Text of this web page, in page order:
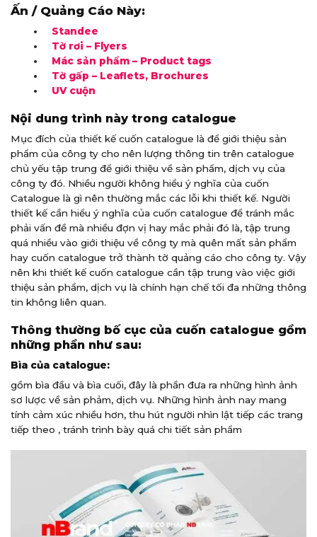
Ấn / Quảng Cáo Này:
Standee
Tờ rơi – Flyers
Mác sản phẩm – Product tags
Tờ gấp – Leaflets, Brochures
UV cuộn
Nội dung trình này trong catalogue
Mục đích của thiết kế cuốn catalogue là để giới thiệu sản
phẩm của công ty cho nên lượng thông tin trên catalogue
chủ yếu tập trung để giới thiệu về sản phẩm, dịch vụ của
công ty đó. Nhiều người không hiểu ý nghĩa của cuốn
Catalogue là gì nên thường mắc các lỗi khi thiết kế. Người
thiết kế cần hiểu ý nghĩa của cuốn catalogue để tránh mắc
phải vấn đề mà nhiều đợn vị hay mắc phải đó là, tập trung
quá nhiều vào giới thiệu về công ty mà quên mất sản phẩm
hay cuốn catalogue trở thành tờ quảng cáo cho công ty. Vậy
nên khi thiết kế cuốn catalogue cần tập trung vào việc giới
thiệu sản phẩm, dịch vụ là chính hạn chế tối đa những thông
tin không liên quan.
Thông thường bố cục của cuốn catalogue gồm
những phần như sau:
Bìa của catalogue:
gồm bìa đầu và bìa cuối, đây là phần đưa ra những hình ảnh
sơ lược về sản phảm, dịch vụ. Những hình ảnh nay mang
tính cảm xúc nhiều hơn, thu hút người nhìn lật tiếp các trang
tiếp theo , tránh trình bày quá chi tiết sản phẩm